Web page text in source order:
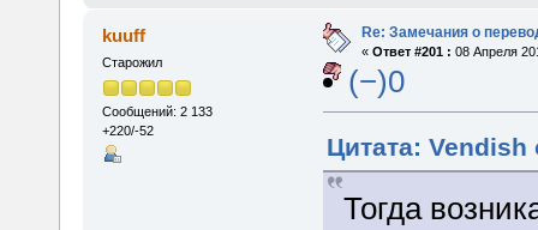
kuuff
Старожил
Сообщений: 2 133
+220/-52
Re: Замечания о
« Ответ #201 : 08 Апреля
(−)0
Цитата: Vendish
Тогда